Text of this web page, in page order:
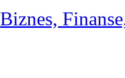
Biznes,